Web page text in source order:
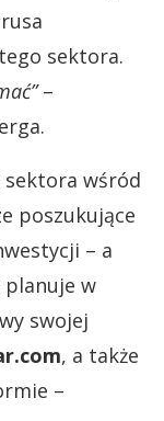
sektora.
–
wśród
poszukujące
– a
planuje w
swojej
, a także
–